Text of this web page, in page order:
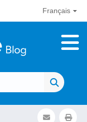
Français